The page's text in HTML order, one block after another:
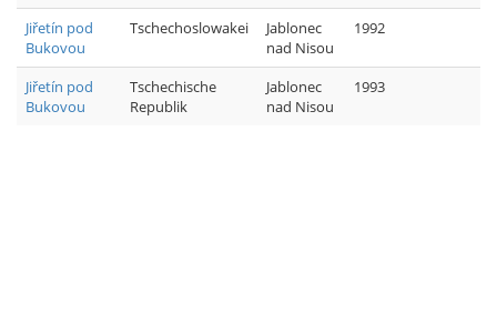
Jiřetín pod
Bukovou
Tschechoslowakei
Jablonec
nad Nisou
1992
Jiřetín pod
Bukovou
Tschechische
Republik
Jablonec
nad Nisou
1993